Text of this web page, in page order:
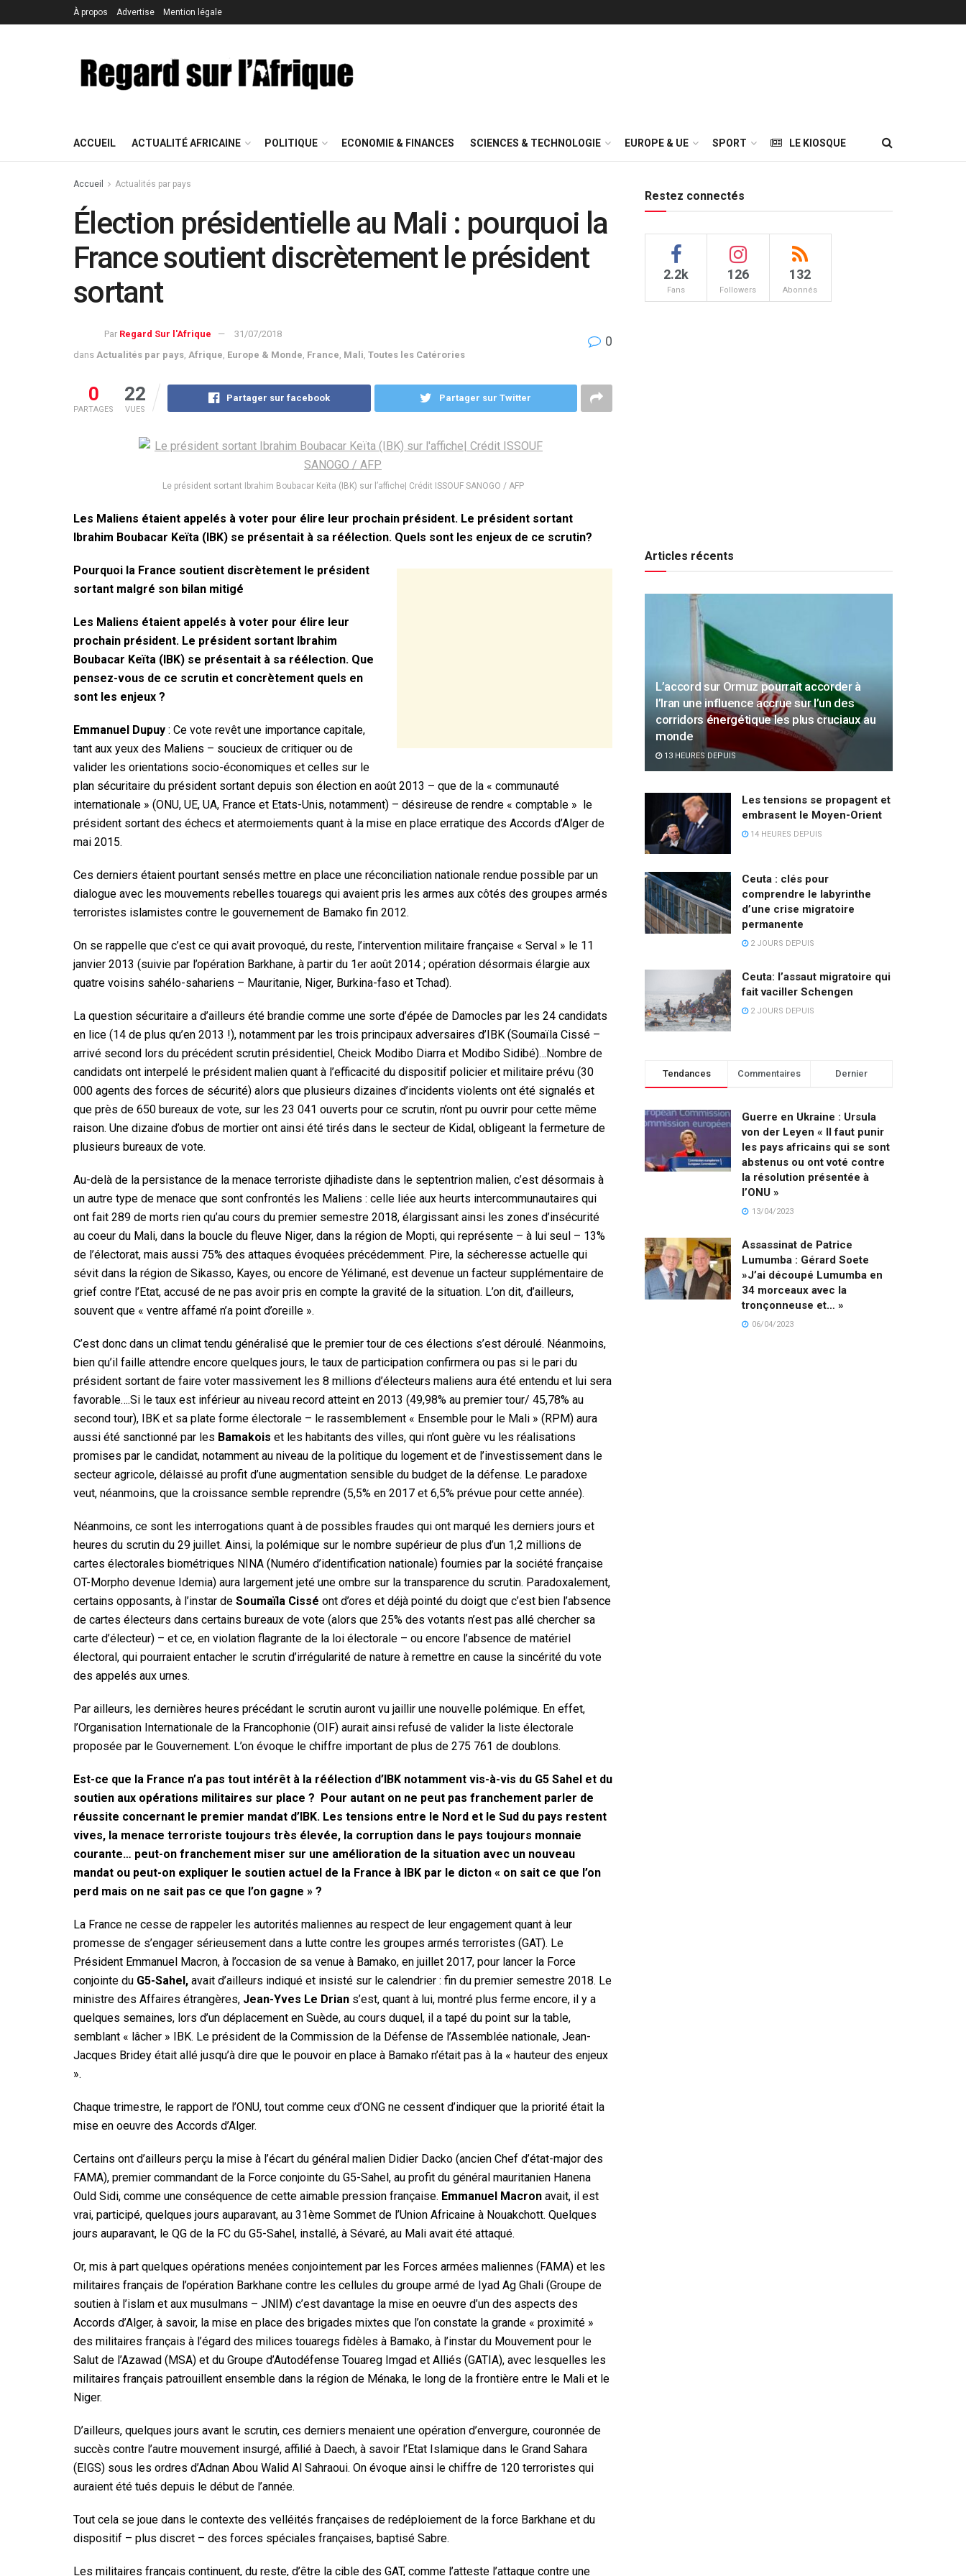
À propos Advertise Mention légale
ACCUEIL ACTUALITÉ AFRICAINE POLITIQUE ECONOMIE & FINANCES SCIENCES & TECHNOLOGIE EUROPE & UE SPORT LE KIOSQUE
Accueil Actualités par pays
Élection présidentielle au Mali : pourquoi la
France soutient discrètement le président
sortant
Par Regard Sur l'Afrique
31/07/2018
dans Actualités par pays Afrique Europe & Monde France Mali Toutes les Catérories
0
0
PARTAGES
22
VUES
Partager sur facebook Partager sur Twitter
Le président sortant Ibrahim Boubacar Keïta (IBK) sur l’affiche| Crédit ISSOUF SANOGO / AFP
Les Maliens étaient appelés à voter pour élire leur prochain président. Le président sortant
Ibrahim Boubacar Keïta (IBK) se présentait à sa réélection. Quels sont les enjeux de ce scrutin?
Pourquoi la France soutient discrètement le président
sortant malgré son bilan mitigé
Les Maliens étaient appelés à voter pour élire leur
prochain président. Le président sortant Ibrahim
Boubacar Keïta (IBK) se présentait à sa réélection. Que
pensez-vous de ce scrutin et concrètement quels en
sont les enjeux ?
Emmanuel Dupuy : Ce vote revêt une importance capitale,
tant aux yeux des Maliens – soucieux de critiquer ou de
valider les orientations socio-économiques et celles sur le
plan sécuritaire du président sortant depuis son élection en août 2013 – que de la « communauté
internationale » (ONU, UE, UA, France et Etats-Unis, notamment) – désireuse de rendre « comptable » le
président sortant des échecs et atermoiements quant à la mise en place erratique des Accords d’Alger de
mai 2015.
Ces derniers étaient pourtant sensés mettre en place une réconciliation nationale rendue possible par un
dialogue avec les mouvements rebelles touaregs qui avaient pris les armes aux côtés des groupes armés
terroristes islamistes contre le gouvernement de Bamako fin 2012.
On se rappelle que c’est ce qui avait provoqué, du reste, l’intervention militaire française « Serval » le 11
janvier 2013 (suivie par l’opération Barkhane, à partir du 1er août 2014 ; opération désormais élargie aux
quatre voisins sahélo-sahariens – Mauritanie, Niger, Burkina-faso et Tchad).
La question sécuritaire a d’ailleurs été brandie comme une sorte d’épée de Damocles par les 24 candidats
en lice (14 de plus qu’en 2013 !), notamment par les trois principaux adversaires d’IBK (Soumaïla Cissé –
arrivé second lors du précédent scrutin présidentiel, Cheick Modibo Diarra et Modibo Sidibé)…Nombre de
candidats ont interpelé le président malien quant à l’efficacité du dispositif policier et militaire prévu (30
000 agents des forces de sécurité) alors que plusieurs dizaines d’incidents violents ont été signalés et
que près de 650 bureaux de vote, sur les 23 041 ouverts pour ce scrutin, n’ont pu ouvrir pour cette même
raison. Une dizaine d’obus de mortier ont ainsi été tirés dans le secteur de Kidal, obligeant la fermeture de
plusieurs bureaux de vote.
Au-delà de la persistance de la menace terroriste djihadiste dans le septentrion malien, c’est désormais à
un autre type de menace que sont confrontés les Maliens : celle liée aux heurts intercommunautaires qui
ont fait 289 de morts rien qu’au cours du premier semestre 2018, élargissant ainsi les zones d’insécurité
au coeur du Mali, dans la boucle du fleuve Niger, dans la région de Mopti, qui représente – à lui seul – 13%
de l’électorat, mais aussi 75% des attaques évoquées précédemment. Pire, la sécheresse actuelle qui
sévit dans la région de Sikasso, Kayes, ou encore de Yélimané, est devenue un facteur supplémentaire de
grief contre l’Etat, accusé de ne pas avoir pris en compte la gravité de la situation. L’on dit, d’ailleurs,
souvent que « ventre affamé n’a point d’oreille ».
C’est donc dans un climat tendu généralisé que le premier tour de ces élections s’est déroulé. Néanmoins,
bien qu’il faille attendre encore quelques jours, le taux de participation confirmera ou pas si le pari du
président sortant de faire voter massivement les 8 millions d’électeurs maliens aura été entendu et lui sera
favorable….Si le taux est inférieur au niveau record atteint en 2013 (49,98% au premier tour/ 45,78% au
second tour), IBK et sa plate forme électorale – le rassemblement « Ensemble pour le Mali » (RPM) aura
aussi été sanctionné par les Bamakois et les habitants des villes, qui n’ont guère vu les réalisations
promises par le candidat, notamment au niveau de la politique du logement et de l’investissement dans le
secteur agricole, délaissé au profit d’une augmentation sensible du budget de la défense. Le paradoxe
veut, néanmoins, que la croissance semble reprendre (5,5% en 2017 et 6,5% prévue pour cette année).
Néanmoins, ce sont les interrogations quant à de possibles fraudes qui ont marqué les derniers jours et
heures du scrutin du 29 juillet. Ainsi, la polémique sur le nombre supérieur de plus d’un 1,2 millions de
cartes électorales biométriques NINA (Numéro d’identification nationale) fournies par la société française
OT-Morpho devenue Idemia) aura largement jeté une ombre sur la transparence du scrutin. Paradoxalement,
certains opposants, à l’instar de Soumaïla Cissé ont d’ores et déjà pointé du doigt que c’est bien l’absence
de cartes électeurs dans certains bureaux de vote (alors que 25% des votants n’est pas allé chercher sa
carte d’électeur) – et ce, en violation flagrante de la loi électorale – ou encore l’absence de matériel
électoral, qui pourraient entacher le scrutin d’irrégularité de nature à remettre en cause la sincérité du vote
des appelés aux urnes.
Par ailleurs, les dernières heures précédant le scrutin auront vu jaillir une nouvelle polémique. En effet,
l’Organisation Internationale de la Francophonie (OIF) aurait ainsi refusé de valider la liste électorale
proposée par le Gouvernement. L’on évoque le chiffre important de plus de 275 761 de doublons.
Est-ce que la France n’a pas tout intérêt à la réélection d’IBK notamment vis-à-vis du G5 Sahel et du
soutien aux opérations militaires sur place ? Pour autant on ne peut pas franchement parler de
réussite concernant le premier mandat d’IBK. Les tensions entre le Nord et le Sud du pays restent
vives, la menace terroriste toujours très élevée, la corruption dans le pays toujours monnaie
courante… peut-on franchement miser sur une amélioration de la situation avec un nouveau
mandat ou peut-on expliquer le soutien actuel de la France à IBK par le dicton « on sait ce que l’on
perd mais on ne sait pas ce que l’on gagne » ?
La France ne cesse de rappeler les autorités maliennes au respect de leur engagement quant à leur
promesse de s’engager sérieusement dans a lutte contre les groupes armés terroristes (GAT). Le
Président Emmanuel Macron, à l’occasion de sa venue à Bamako, en juillet 2017, pour lancer la Force
conjointe du G5-Sahel, avait d’ailleurs indiqué et insisté sur le calendrier : fin du premier semestre 2018. Le
ministre des Affaires étrangères, Jean-Yves Le Drian s’est, quant à lui, montré plus ferme encore, il y a
quelques semaines, lors d’un déplacement en Suède, au cours duquel, il a tapé du point sur la table,
semblant « lâcher » IBK. Le président de la Commission de la Défense de l’Assemblée nationale, Jean-
Jacques Bridey était allé jusqu’à dire que le pouvoir en place à Bamako n’était pas à la « hauteur des enjeux
».
Chaque trimestre, le rapport de l’ONU, tout comme ceux d’ONG ne cessent d’indiquer que la priorité était la
mise en oeuvre des Accords d’Alger.
Certains ont d’ailleurs perçu la mise à l’écart du général malien Didier Dacko (ancien Chef d’état-major des
FAMA), premier commandant de la Force conjointe du G5-Sahel, au profit du général mauritanien Hanena
Ould Sidi, comme une conséquence de cette aimable pression française. Emmanuel Macron avait, il est
vrai, participé, quelques jours auparavant, au 31ème Sommet de l’Union Africaine à Nouakchott. Quelques
jours auparavant, le QG de la FC du G5-Sahel, installé, à Sévaré, au Mali avait été attaqué.
Or, mis à part quelques opérations menées conjointement par les Forces armées maliennes (FAMA) et les
militaires français de l’opération Barkhane contre les cellules du groupe armé de Iyad Ag Ghali (Groupe de
soutien à l’islam et aux musulmans – JNIM) c’est davantage la mise en oeuvre d’un des aspects des
Accords d’Alger, à savoir, la mise en place des brigades mixtes que l’on constate la grande « proximité »
des militaires français à l’égard des milices touaregs fidèles à Bamako, à l’instar du Mouvement pour le
Salut de l’Azawad (MSA) et du Groupe d’Autodéfense Touareg Imgad et Alliés (GATIA), avec lesquelles les
militaires français patrouillent ensemble dans la région de Ménaka, le long de la frontière entre le Mali et le
Niger.
D’ailleurs, quelques jours avant le scrutin, ces derniers menaient une opération d’envergure, couronnée de
succès contre l’autre mouvement insurgé, affilié à Daech, à savoir l’Etat Islamique dans le Grand Sahara
(EIGS) sous les ordres d’Adnan Abou Walid Al Sahraoui. On évoque ainsi le chiffre de 120 terroristes qui
auraient été tués depuis le début de l’année.
Tout cela se joue dans le contexte des velléités françaises de redéploiement de la force Barkhane et du
dispositif – plus discret – des forces spéciales françaises, baptisé Sabre.
Les militaires français continuent, du reste, d’être la cible des GAT, comme l’atteste l’attaque contre une
Restez connectés
2.2k
Fans
126
Followers
132
Abonnés
Articles récents
L’accord sur Ormuz pourrait accorder à
l’Iran une influence accrue sur l’un des
corridors énergétique les plus cruciaux au
monde
13 HEURES DEPUIS
Les tensions se propagent et
embrasent le Moyen-Orient
14 HEURES DEPUIS
Ceuta : clés pour
comprendre le labyrinthe
d’une crise migratoire
permanente
2 JOURS DEPUIS
Ceuta: l’assaut migratoire qui
fait vaciller Schengen
2 JOURS DEPUIS
Tendances Commentaires Dernier
Guerre en Ukraine : Ursula
von der Leyen « Il faut punir
les pays africains qui se sont
abstenus ou ont voté contre
la résolution présentée à
l’ONU »
13/04/2023
Assassinat de Patrice
Lumumba : Gérard Soete
»J’ai découpé Lumumba en
34 morceaux avec la
tronçonneuse et… »
06/04/2023